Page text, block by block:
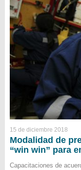
15 de diciembre 2018
Modalidad de
“win win” para
Capacitaciones de